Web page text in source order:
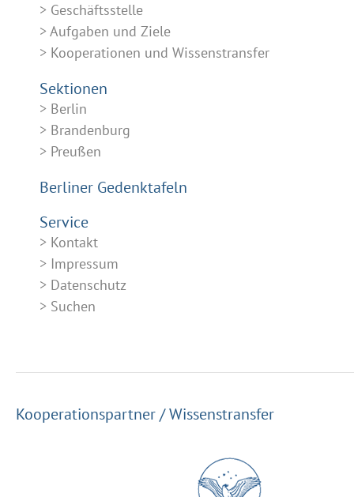
Geschäftsstelle
Aufgaben und Ziele
Kooperationen und Wissenstransfer
Sektionen
Berlin
Brandenburg
Preußen
Berliner Gedenktafeln
Service
Kontakt
Impressum
Datenschutz
Suchen
Kooperationspartner / Wissenstransfer